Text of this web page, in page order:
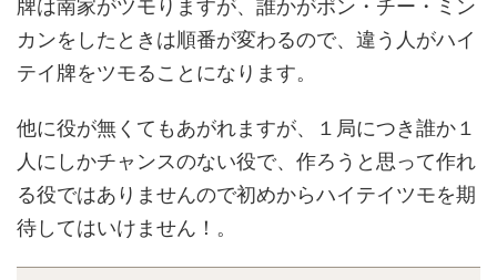
牌は南家がツモりますが、誰かがポン・チー・ミン
カンをしたときは順番が変わるので、違う人がハイ
テイ牌をツモることになります。
他に役が無くてもあがれますが、１局につき誰か１
人にしかチャンスのない役で、作ろうと思って作れ
る役ではありませんので初めからハイテイツモを期
待してはいけません！。